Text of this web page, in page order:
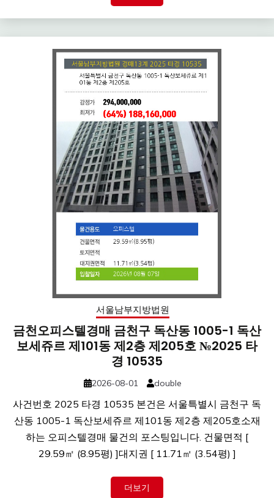
서울남부지방법원
금천오피스텔경매 금천구 독산동 1005-1 독산
보세쥬르 제101동 제2층 제205호 №2025 타
경 10535
2026-08-01 double
사건번호 2025 타경 10535 본건은 서울특별시 금천구 독
산동 1005-1 독산보세쥬르 제101동 제2층 제205호소재
하는 오피스텔경매 물건의 포스팅입니다. 건물면적 [
29.59㎡ (8.95평) ]대지권 [ 11.71㎡ (3.54평) ]
더보기